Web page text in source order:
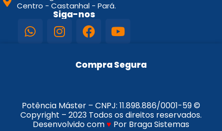
Centro - Castanhal - Pará.
Siga-nos
Compra Segura
Potência Máster – CNPJ: 11.898.886/0001-59©
Copyright – 2023 Todos os direitos reservados.
Desenvolvido com♥ Por Braga Sistemas